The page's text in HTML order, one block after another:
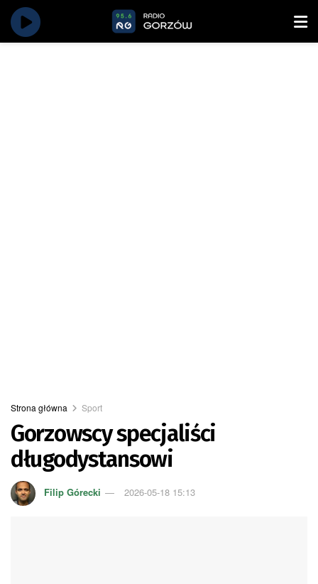
Strona główna Sport
Gorzowscy specjaliści
długodystansowi
Filip Górecki 2026-05-18 15:13